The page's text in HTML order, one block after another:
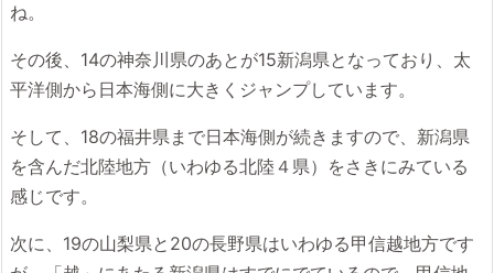
ね。
その後、14の神奈川県のあとが15新潟県となっており、太
平洋側から日本海側に大きくジャンプしています。
そして、18の福井県まで日本海側が続きますので、新潟県
を含んだ北陸地方（いわゆる北陸４県）をさきにみている
感じです。
次に、19の山梨県と20の長野県はいわゆる甲信越地方です